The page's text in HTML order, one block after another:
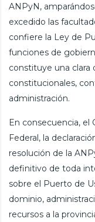
ANPyN,
excedido las
confiere la Ley de
funciones de
constituye una clara
constitucionales,
administración.
En consecuencia, el
Federal, la
resolución de la
definitivo de toda
sobre el Puerto de
dominio,
recursos a la